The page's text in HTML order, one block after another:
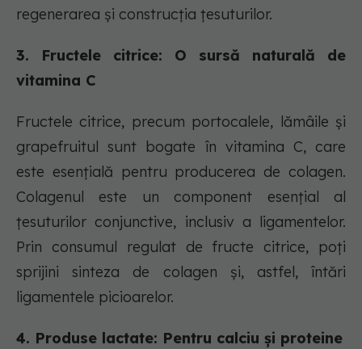
regenerarea și construcția țesuturilor.
3. Fructele citrice: O sursă naturală de
vitamina C
Fructele citrice, precum portocalele, lămâile și
grapefruitul sunt bogate în vitamina C, care
este esențială pentru producerea de colagen.
Colagenul este un component esențial al
țesuturilor conjunctive, inclusiv a ligamentelor.
Prin consumul regulat de fructe citrice, poți
sprijini sinteza de colagen și, astfel, întări
ligamentele picioarelor.
4. Produse lactate: Pentru calciu și proteine